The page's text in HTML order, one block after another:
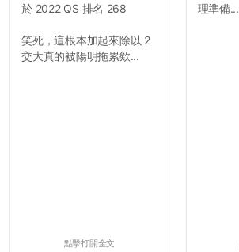
於 2022 QS 排名 268
笑死，這根本加起來除以 2
交大真的被陽明拖累欸...
點擊打開全文
理準備...